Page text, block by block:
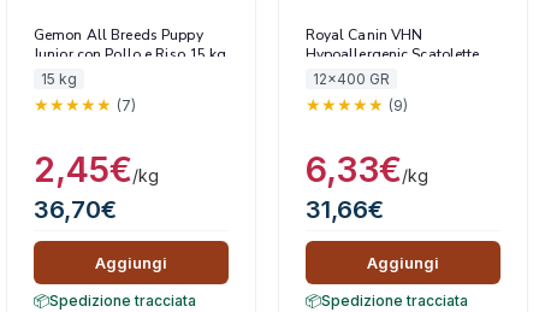
Gemon All Breeds Puppy
Junior con Pollo e Riso 15 kg
15 kg
(7)
36,70€
2,45€/kg
Aggiungi
Spedizione tracciata
Royal Canin VHN
Hypoallergenic Scatolette
12x400 GR
(9)
31,66€
6,33€/kg
Aggiungi
Spedizione tracciata